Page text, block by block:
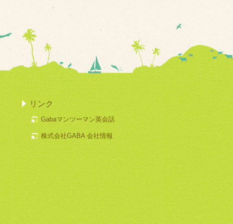
リンク
Gabaマンツーマン英会話
株式会社GABA 会社情報